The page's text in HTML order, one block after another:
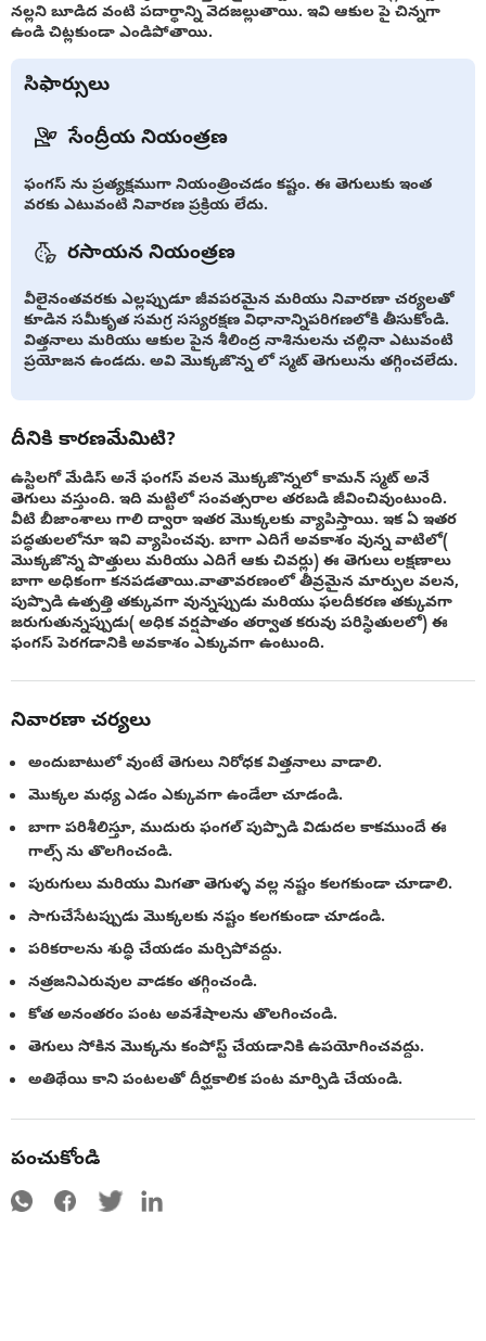
నల్లని బూడిద వంటి పదార్థాన్ని వెదజల్లుతాయి. ఇవి ఆకుల పై చిన్నగా
ఉండి చిట్లకుండా ఎండిపోతాయి.
సిఫార్సులు
సేంద్రీయ నియంత్రణ
ఫంగస్ ను ప్రత్యక్షముగా నియంత్రించడం కష్టం. ఈ తెగులుకు ఇంత
వరకు ఎటువంటి నివారణ ప్రక్రియ లేదు.
రసాయన నియంత్రణ
వీలైనంతవరకు ఎల్లప్పుడూ జీవపరమైన మరియు నివారణా చర్యలతో
కూడిన సమీకృత సమగ్ర సస్యరక్షణ విధానాన్నిపరిగణలోకి తీసుకోండి.
విత్తనాలు మరియు ఆకుల పైన శీలింద్ర నాశినులను చల్లినా ఎటువంటి
ప్రయోజన ఉండదు. అవి మొక్కజొన్న లో స్మట్ తెగులును తగ్గించలేదు.
దీనికి కారణమేమిటి?
ఉస్టిలగో మేడిస్ అనే ఫంగస్ వలన మొక్కజొన్నలో కామన్ స్మట్ అనే
తెగులు వస్తుంది. ఇది మట్టిలో సంవత్సరాల తరబడి జీవించివుంటుంది.
వీటి బీజాంశాలు గాలి ద్వారా ఇతర మొక్కలకు వ్యాపిస్తాయి. ఇక ఏ ఇతర
పద్ధతులలోనూ ఇవి వ్యాపించవు. బాగా ఎదిగే అవకాశం వున్న వాటిలో(
మొక్కజొన్న పొత్తులు మరియు ఎదిగే ఆకు చివర్లు) ఈ తెగులు లక్షణాలు
బాగా అధికంగా కనపడతాయి.వాతావరణంలో తీవ్రమైన మార్పుల వలన,
పుప్పొడి ఉత్పత్తి తక్కువగా వున్నప్పుడు మరియు ఫలదీకరణ తక్కువగా
జరుగుతున్నప్పుడు( అధిక వర్షపాతం తర్వాత కరువు పరిస్థితులలో) ఈ
ఫంగస్ పెరగడానికి అవకాశం ఎక్కువగా ఉంటుంది.
నివారణా చర్యలు
అందుబాటులో వుంటే తెగులు నిరోధక విత్తనాలు వాడాలి.
మొక్కల మధ్య ఎడం ఎక్కువగా ఉండేలా చూడండి.
బాగా పరిశీలిస్తూ, ముదురు ఫంగల్ పుప్పొడి విడుదల కాకముందే ఈ
గాల్స్ ను తొలగించండి.
పురుగులు మరియు మిగతా తెగుళ్ళ వల్ల నష్టం కలగకుండా చూడాలి.
సాగుచేసేటప్పుడు మొక్కలకు నష్టం కలగకుండా చూడండి.
పరికరాలను శుద్ధి చేయడం మర్చిపోవద్దు.
నత్రజనిఎరువుల వాడకం తగ్గించండి.
కోత అనంతరం పంట అవశేషాలను తొలగించండి.
తెగులు సోకిన మొక్కను కంపోస్ట్ చేయడానికి ఉపయోగించవద్దు.
అతిథేయి కాని పంటలతో దీర్ఘకాలిక పంట మార్పిడి చేయండి.
పంచుకోండి